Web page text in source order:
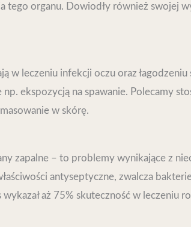
tego organu. Dowiodły również swojej
w leczeniu infekcji oczu oraz
ekspozycją na spawanie. Polecamy
w skórę.
zapalne – to problemy wynikające z
antyseptyczne, zwalcza
aż 75% skuteczność w leczeniu